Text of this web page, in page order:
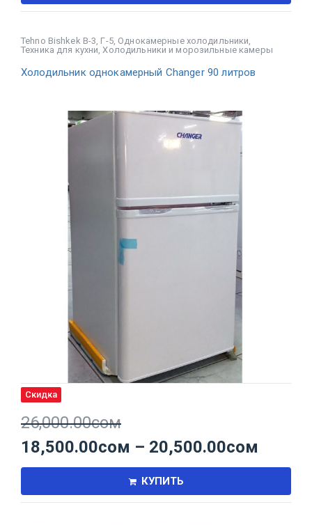
Tehno Bishkek В-3, Г-5, Однокамерные холодильники
Техника для кухни ,Холодильники и морозильные камеры
Холодильник однокамерный Changer 90 литров
Скидка
26,000.00сом
18,500.00сом – 20,500.00сом
КУПИТЬ